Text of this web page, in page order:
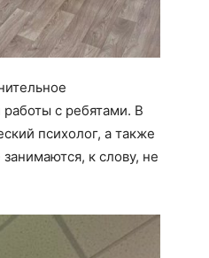
с ребятами. В
психолог, а также
к слову, не